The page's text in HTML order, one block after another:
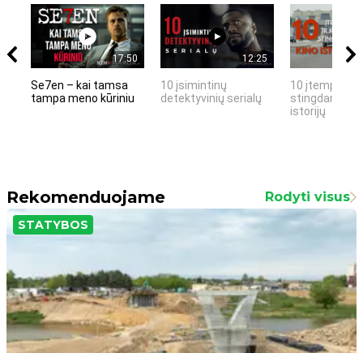
17:50
Se7en – kai tamsa
tampa meno kūriniu
12:25
10 įsimintinų
detektyvinių serialų
10 įtemptų,
stingdančių
istorijų
Rekomenduojame Rodyti visus
STATYBOS